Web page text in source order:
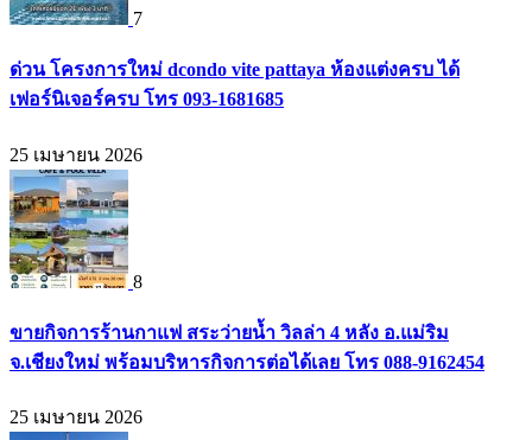
7
ด่วน โครงการใหม่ dcondo vite pattaya ห้องแต่งครบ ได้
เฟอร์นิเจอร์ครบ โทร 093-1681685
25 เมษายน 2026
8
ขายกิจการร้านกาแฟ สระว่ายน้ำ วิลล่า 4 หลัง อ.แม่ริม
จ.เชียงใหม่ พร้อมบริหารกิจการต่อได้เลย โทร 088-9162454
25 เมษายน 2026